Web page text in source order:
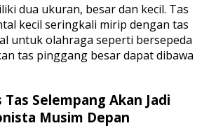
dua ukuran, besar dan kecil. Tas
kecil seringkali mirip dengan tas
untuk olahraga seperti bersepeda
tas pinggang besar dapat dibawa
Tas Selempang Akan Jadi
Musim Depan